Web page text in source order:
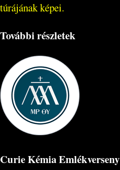
túrájának képei.
További részletek
Curie Kémia Emlékverseny